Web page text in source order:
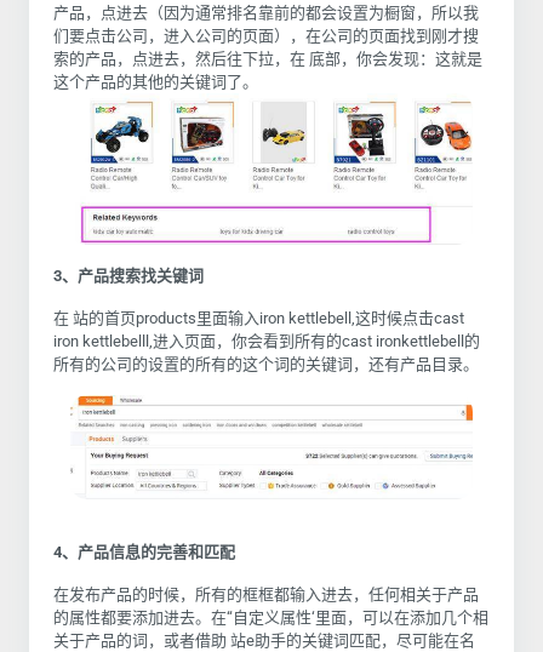
产品，点进去（因为通常排名靠前的都会设置为橱窗，所以我
们要点击公司，进入公司的页面），在公司的页面找到刚才搜
索的产品，点进去，然后往下拉，在 底部，你会发现：这就是
这个产品的其他的关键词了。
3、产品搜索找关键词
在 站的首页products里面输入iron kettlebell,这时候点击cast
iron kettlebelll,进入页面，你会看到所有的cast ironkettlebell 的
所有的公司的设置的所有的这个词的关键词，还有产品目录。
4、产品信息的完善和匹配
在发布产品的时候，所有的框框都输入进去，任何相关于产品
的属性都要添加进去。在“自定义属性‘里面，可以在添加几个相
关于产品的词，或者借助 站e助手的关键词匹配，尽可能在名